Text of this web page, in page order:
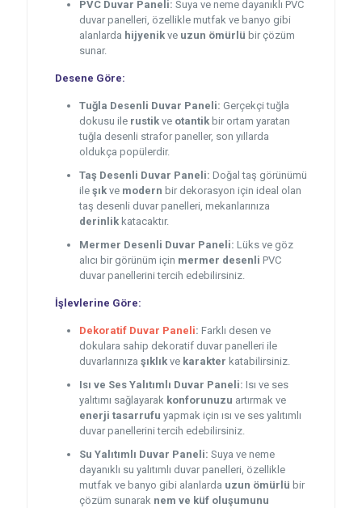
PVC Duvar Paneli: Suya ve neme dayanıklı PVC
duvar panelleri, özellikle mutfak ve banyo gibi
alanlarda hijyenikve uzun ömürlü bir çözüm
sunar.
Desene Göre:
Tuğla Desenli Duvar Paneli: Gerçekçi tuğla
dokusu ile rustikve otantikbir ortam yaratan
tuğla desenli strafor paneller, son yıllarda
oldukça popülerdir.
Taş Desenli Duvar Paneli: Doğal taş görünümü
ile şıkve modern bir dekorasyon için ideal olan
taş desenli duvar panelleri, mekanlarınıza
derinlikkatacaktır.
Mermer Desenli Duvar Paneli: Lüks ve göz
alıcı bir görünüm için mermer desenli PVC
duvar panellerini tercih edebilirsiniz.
İşlevlerine Göre:
Dekoratif Duvar Paneli: Farklı desen ve
dokulara sahip dekoratif duvar panelleri ile
duvarlarınıza şıklıkve karakter katabilirsiniz.
Isı ve Ses Yalıtımlı Duvar Paneli: Isı ve ses
yalıtımı sağlayarak konforunuzu artırmak ve
enerji tasarrufu yapmak için ısı ve ses yalıtımlı
duvar panellerini tercih edebilirsiniz.
Su Yalıtımlı Duvar Paneli: Suya ve neme
dayanıklı su yalıtımlı duvar panelleri, özellikle
mutfak ve banyo gibi alanlarda uzun ömürlü bir
çözüm sunarak nem ve küf oluşumunu